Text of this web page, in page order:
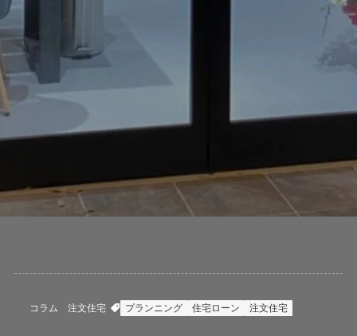
コラム 注文住宅 プランニング 住宅ローン 注文住宅